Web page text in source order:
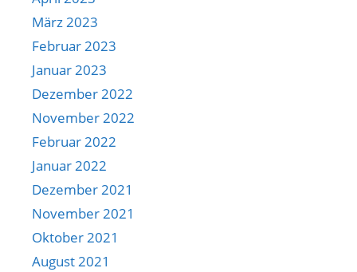
März 2023
Februar 2023
Januar 2023
Dezember 2022
November 2022
Februar 2022
Januar 2022
Dezember 2021
November 2021
Oktober 2021
August 2021